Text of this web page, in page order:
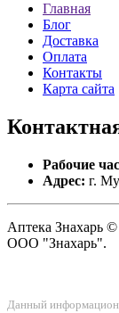
Главная
Блог
Доставка
Оплата
Контакты
Карта сайта
Рабочие
Адрес: г.
Аптека Знахарь
ООО "Знахарь".
Данный